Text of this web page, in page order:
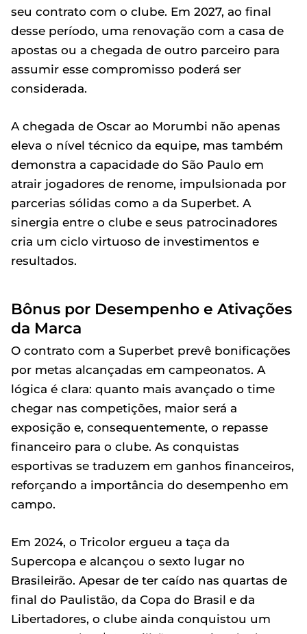
seu contrato com o clube. Em 2027, ao final
desse período, uma renovação com a casa de
apostas ou a chegada de outro parceiro para
assumir esse compromisso poderá ser
considerada.
A chegada de Oscar ao Morumbi não apenas
eleva o nível técnico da equipe, mas também
demonstra a capacidade do São Paulo em
atrair jogadores de renome, impulsionada por
parcerias sólidas como a da Superbet. A
sinergia entre o clube e seus patrocinadores
cria um ciclo virtuoso de investimentos e
resultados.
Bônus por Desempenho e Ativações
da Marca
O contrato com a Superbet prevê bonificações
por metas alcançadas em campeonatos. A
lógica é clara: quanto mais avançado o time
chegar nas competições, maior será a
exposição e, consequentemente, o repasse
financeiro para o clube. As conquistas
esportivas se traduzem em ganhos financeiros,
reforçando a importância do desempenho em
campo.
Em 2024, o Tricolor ergueu a taça da
Supercopa e alcançou o sexto lugar no
Brasileirão. Apesar de ter caído nas quartas de
final do Paulistão, da Copa do Brasil e da
Libertadores, o clube ainda conquistou um